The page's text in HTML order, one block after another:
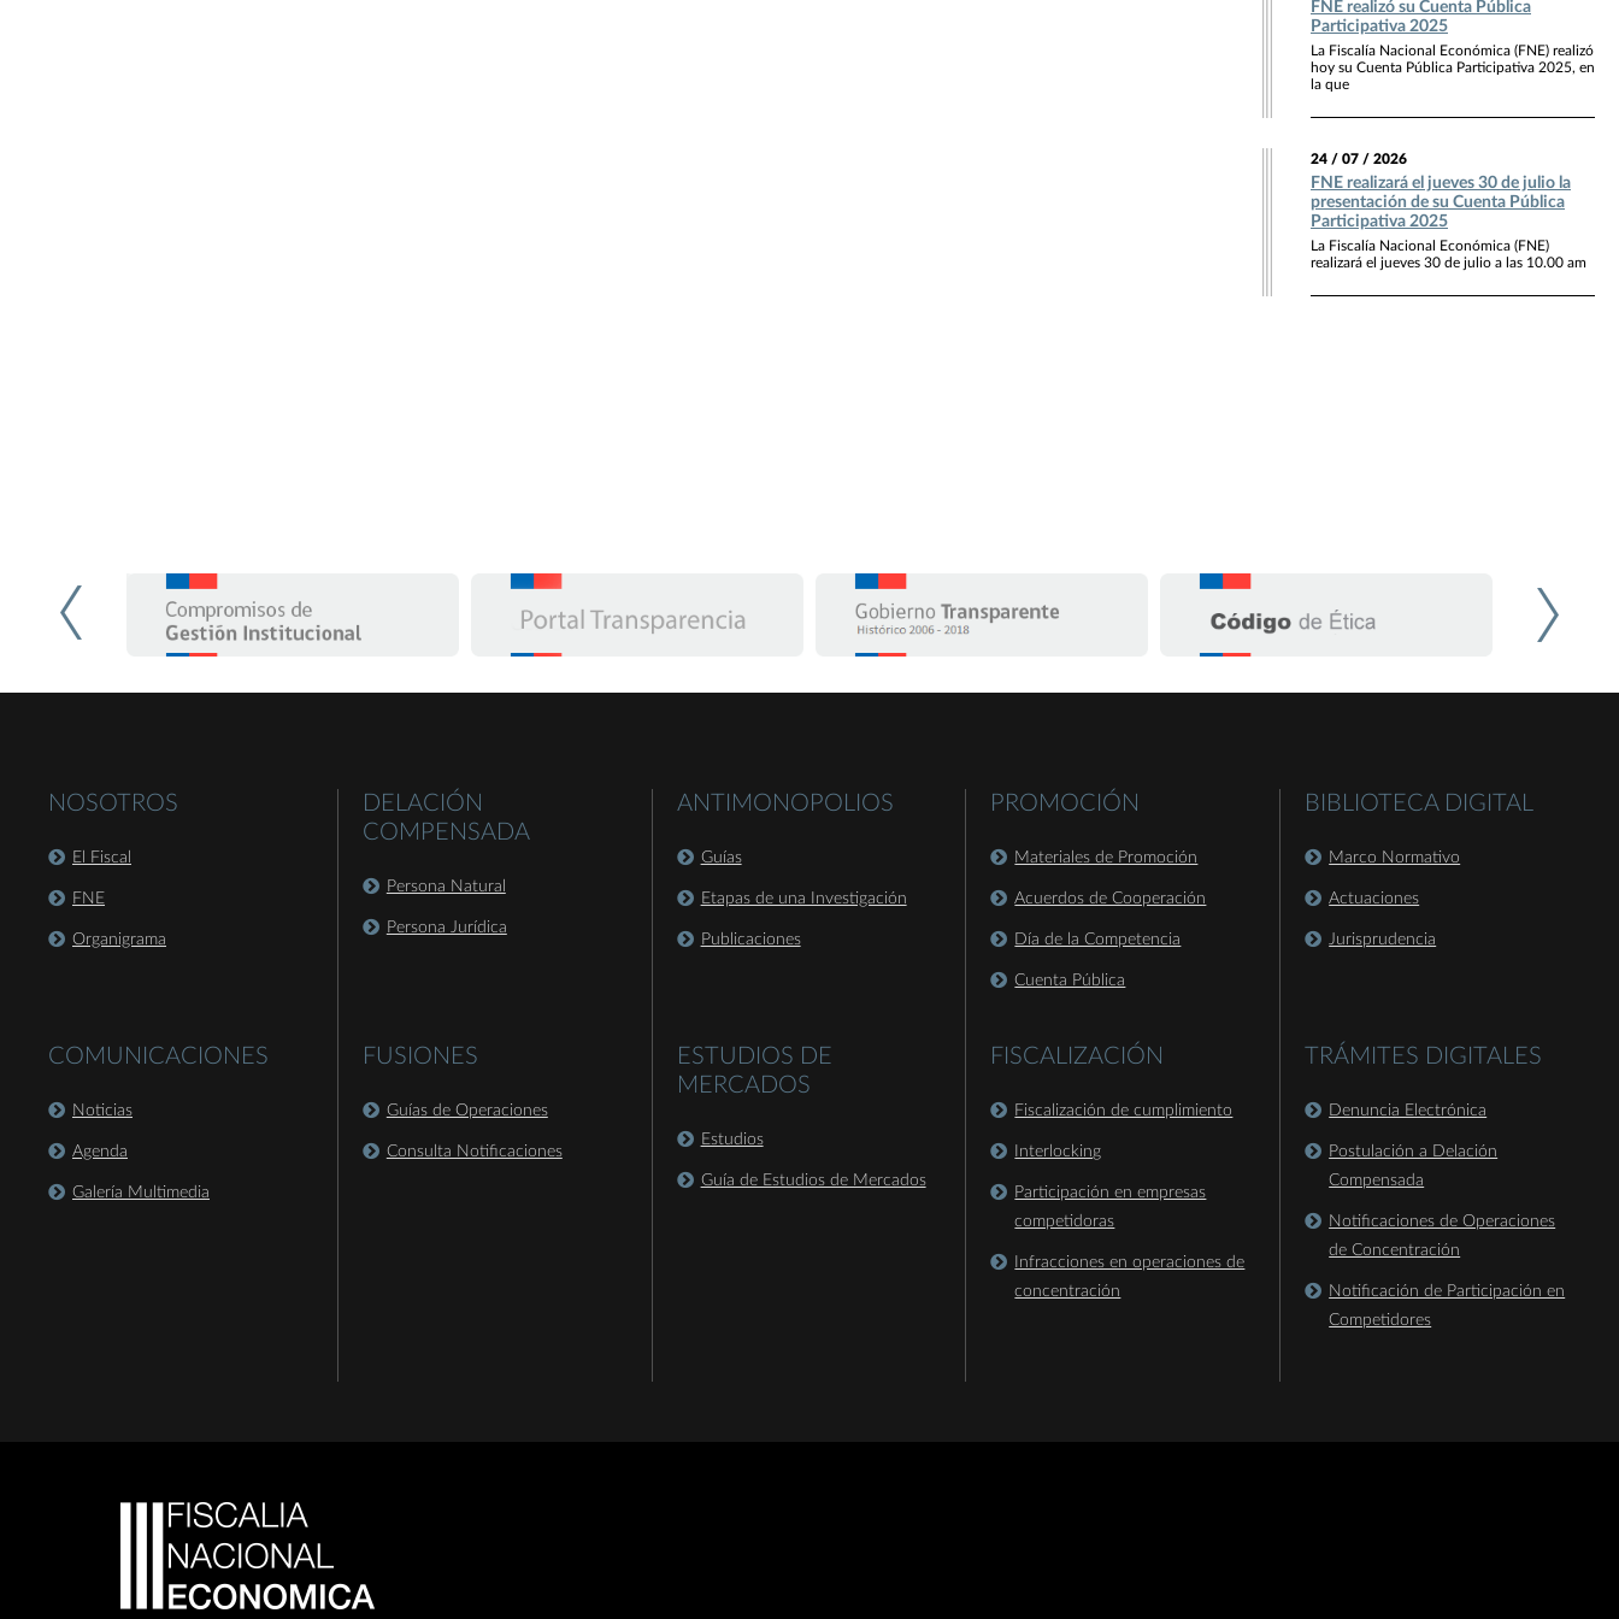
FNE realizó su Cuenta Pública
Participativa 2025
La Fiscalía Nacional Económica (FNE) realizó
hoy su Cuenta Pública Participativa 2025, en
la que
24 / 07 / 2026
FNE realizará el jueves 30 de julio la
presentación de su Cuenta Pública
Participativa 2025
La Fiscalía Nacional Económica (FNE)
realizará el jueves 30 de julio a las 10.00 am
NOSOTROS
El Fiscal
FNE
Organigrama
COMUNICACIONES
Noticias
Agenda
Galería Multimedia
DELACIÓN
COMPENSADA
Persona Natural
Persona Jurídica
FUSIONES
Guías de Operaciones
Consulta Notificaciones
ANTIMONOPOLIOS
Guías
Etapas de una Investigación
Publicaciones
ESTUDIOS DE
MERCADOS
Estudios
Guía de Estudios de Mercados
PROMOCIÓN
Materiales de Promoción
Acuerdos de Cooperación
Día de la Competencia
Cuenta Pública
FISCALIZACIÓN
Fiscalización de cumplimiento
Interlocking
Participación en empresas
competidoras
Infracciones en operaciones de
concentración
BIBLIOTECA DIGITAL
Marco Normativo
Actuaciones
Jurisprudencia
TRÁMITES DIGITALES
Denuncia Electrónica
Postulación a Delación
Compensada
Notificaciones de Operaciones
de Concentración
Notificación de Participación en
Competidores